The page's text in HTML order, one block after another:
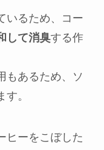
いるため、コー
して消臭する作
もあるため、ソ
。
ヒーをこぼした